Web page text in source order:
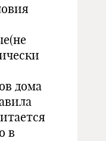
дома
в